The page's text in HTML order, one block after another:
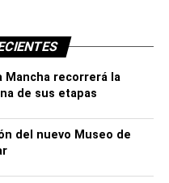
Unidades de Cuidados
se registró1 fallecido
de Albacete tienen
entre los residentes.
Mancha recorrerá la
de sus etapas
del nuevo Museo de